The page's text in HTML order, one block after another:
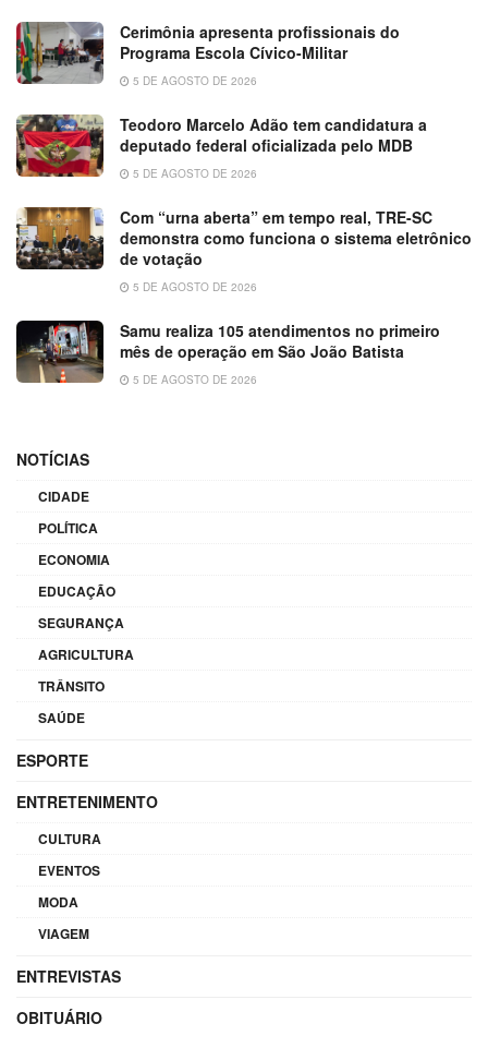
Cerimônia apresenta profissionais do
Programa Escola Cívico-Militar
5 DE AGOSTO DE 2026
Teodoro Marcelo Adão tem candidatura a
deputado federal oficializada pelo MDB
5 DE AGOSTO DE 2026
Com “urna aberta” em tempo real, TRE-SC
demonstra como funciona o sistema eletrônico
de votação
5 DE AGOSTO DE 2026
Samu realiza 105 atendimentos no primeiro
mês de operação em São João Batista
5 DE AGOSTO DE 2026
NOTÍCIAS
CIDADE
POLÍTICA
ECONOMIA
EDUCAÇÃO
SEGURANÇA
AGRICULTURA
TRÂNSITO
SAÚDE
ESPORTE
ENTRETENIMENTO
CULTURA
EVENTOS
MODA
VIAGEM
ENTREVISTAS
OBITUÁRIO